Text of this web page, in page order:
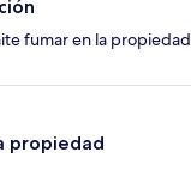
fumar en la propiedad
propiedad